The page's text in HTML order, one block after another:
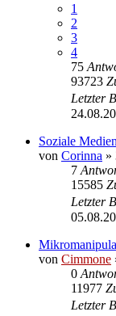
1
2
3
4
75
93723
Letzter
Soziale
von Corinna »
7
15585
Letzter
von Cimmone
0
11977
Letzter